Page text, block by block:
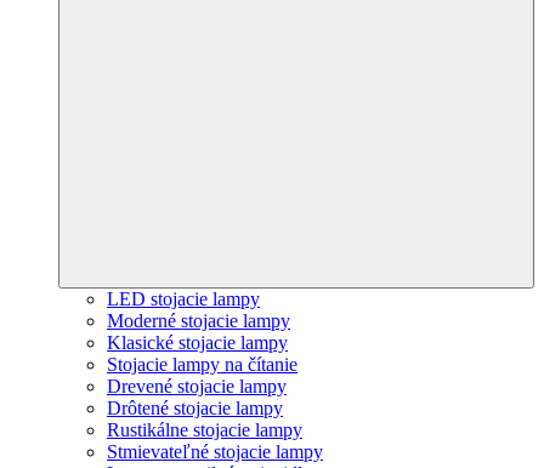
LED stojacie lampy
Moderné stojacie lampy
Klasické stojacie lampy
Stojacie lampy na čítanie
Drevené stojacie lampy
Drôtené stojacie lampy
Rustikálne stojacie lampy
Stmievateľné stojacie lampy